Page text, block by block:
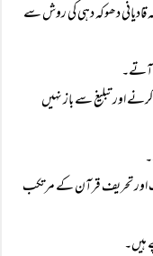
قادیانی دھوکہ دہی کی روش سے
آتے۔
اور تبلیغ سے باز نہیں
اور تحریف قرآن کے مرتکب
ہیں۔